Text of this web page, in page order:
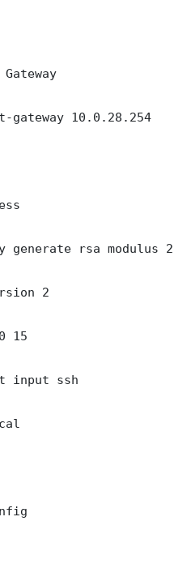
10.0.28.254
generate rsa modulus
2
15
input ssh